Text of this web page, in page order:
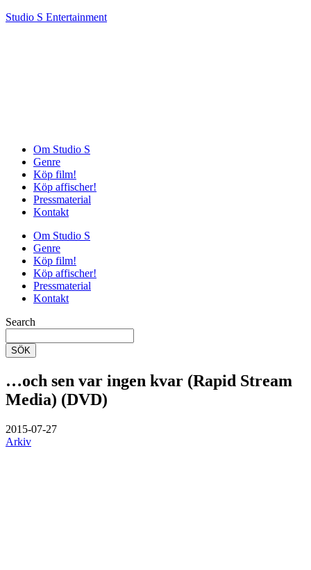
Studio S Entertainment
Om Studio S
Genre
Köp film!
Köp affischer!
Pressmaterial
Kontakt
Om Studio S
Genre
Köp film!
Köp affischer!
Pressmaterial
Kontakt
Search
SÖK
…och sen var ingen kvar (Rapid Stream
Media) (DVD)
2015-07-27
Arkiv